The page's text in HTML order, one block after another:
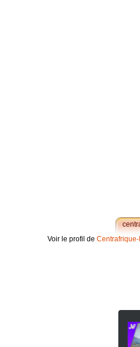
Voir le profil de